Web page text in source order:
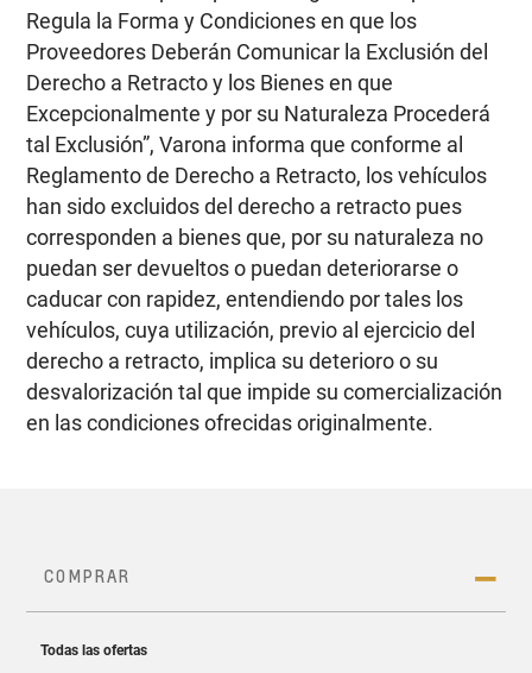
Regula la Forma y Condiciones en que los
Proveedores Deberán Comunicar la Exclusión del
Derecho a Retracto y los Bienes en que
Excepcionalmente y por su Naturaleza Procederá
tal Exclusión”, Varona informa que conforme al
Reglamento de Derecho a Retracto, los vehículos
han sido excluidos del derecho a retracto pues
corresponden a bienes que, por su naturaleza no
puedan ser devueltos o puedan deteriorarse o
caducar con rapidez, entendiendo por tales los
vehículos, cuya utilización, previo al ejercicio del
derecho a retracto, implica su deterioro o su
desvalorización tal que impide su comercialización
en las condiciones ofrecidas originalmente.